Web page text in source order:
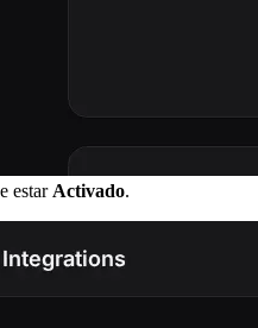
estar Activado.